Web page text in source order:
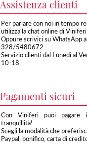
Assistenza clienti
Per parlare con noi in tempo
utilizza la chat online di
Oppure scrivici su WhatsApp
328/5480672.
Servizio clienti dal Lunedì al
10-18.
Pagamenti sicuri
Con Viniferi puoi pagare
tranquillità!
Scegli la modalità che
Paypal, bonifico, carta di